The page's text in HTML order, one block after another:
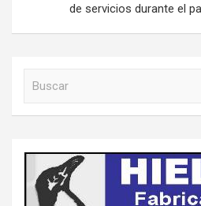
de servicios durante el